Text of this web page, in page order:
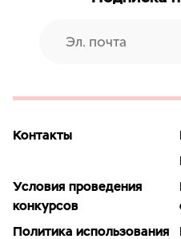
Контакты
Условия проведения
конкурсов
Политика использования